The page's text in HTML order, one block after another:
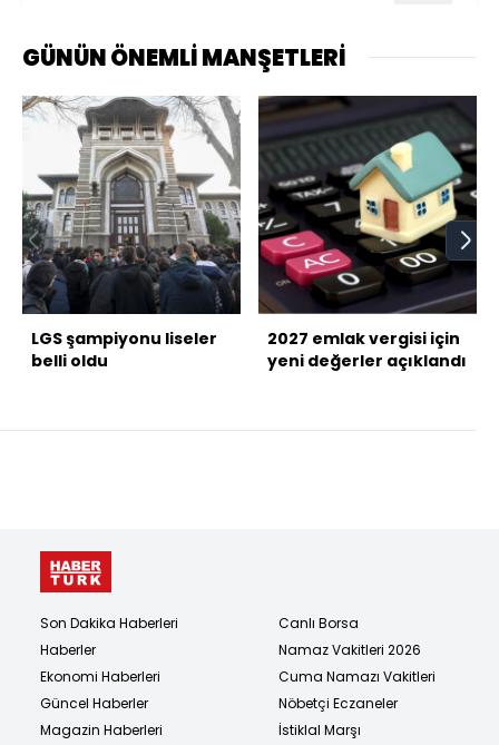
GÜNÜN ÖNEMLİ MANŞETLERİ
LGS şampiyonu liseler
belli oldu
2027 emlak vergisi için
yeni değerler açıklandı
Son Dakika Haberleri
Haberler
Ekonomi Haberleri
Güncel Haberler
Magazin Haberleri
Canlı Borsa
Namaz Vakitleri 2026
Cuma Namazı Vakitleri
Nöbetçi Eczaneler
İstiklal Marşı